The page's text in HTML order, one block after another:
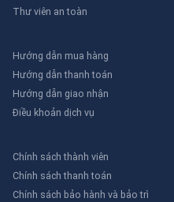
Thư viên an toàn
Hướng dẫn mua hàng
Hướng dẫn thanh toán
Hướng dẫn giao nhận
Điều khoản dịch vụ
Chính sách thành viên
Chính sách thanh toán
Chính sách bảo hành và bảo trì